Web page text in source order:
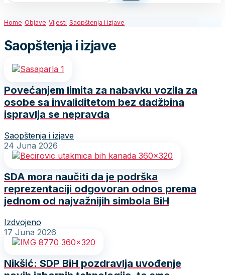
Home Objave Vijesti Saopštenja i izjave
Saopštenja i izjave
Povećanjem limita za nabavku vozila za
osobe sa invaliditetom bez dadžbina
ispravlja se nepravda
Saopštenja i izjave
24 Juna 2026
SDA mora naučiti da je podrška
reprezentaciji odgovoran odnos prema
jednom od najvažnijih simbola BiH
Izdvojeno
17 Juna 2026
Nikšić: SDP BiH pozdravlja uvođenje